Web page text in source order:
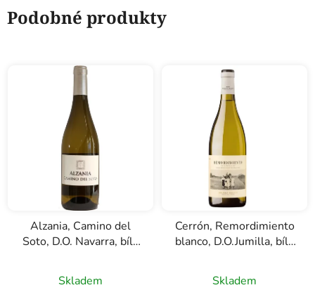
Podobné produkty
Alzania, Camino del
Soto, D.O. Navarra, bílé
Skladem
Cerrón, Remordimiento
blanco, D.O.Jumilla, bílé
Skladem